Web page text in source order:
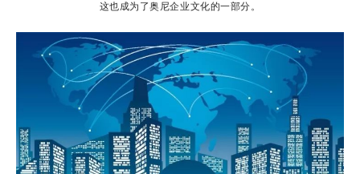
这也成为了奥尼企业文化的一部分。